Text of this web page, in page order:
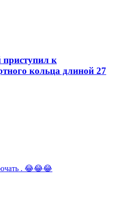
приступил к
кольца длиной 27
. 😂😂😂